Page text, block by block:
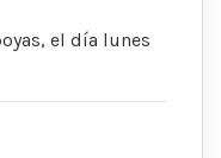
el día lunes